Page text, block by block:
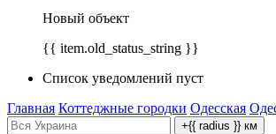
Новый объект
{{ item.old_status_string }}
Список уведомлений пуст
Главная Коттеджные городки Одесская
+{{ radius }} км